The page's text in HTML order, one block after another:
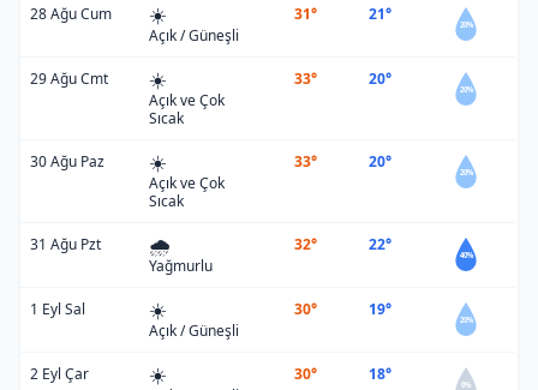
28 Ağu Cum ☀️
Açık / Güneşli
31° 21°
20%
29 Ağu Cmt ☀️
Açık ve Çok
Sıcak
33° 20°
20%
30 Ağu Paz ☀️
Açık ve Çok
Sıcak
33° 20°
20%
31 Ağu Pzt 🌧️
Yağmurlu
32° 22°
40%
1 Eyl Sal ☀️
Açık / Güneşli
30° 19°
20%
2 Eyl Çar ☀️ 30° 18°
0%